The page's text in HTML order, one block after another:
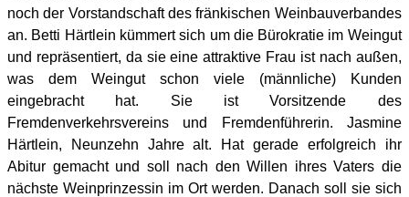
noch der Vorstandschaft des fränkischen Weinbauverbandes
an. Betti Härtlein kümmert sich um die Bürokratie im Weingut
und repräsentiert, da sie eine attraktive Frau ist nach außen,
was dem Weingut schon viele (männliche) Kunden
eingebracht hat. Sie ist Vorsitzende des
Fremdenverkehrsvereins und Fremdenführerin. Jasmine
Härtlein, Neunzehn Jahre alt. Hat gerade erfolgreich ihr
Abitur gemacht und soll nach den Willen ihres Vaters die
nächste Weinprinzessin im Ort werden. Danach soll sie sich